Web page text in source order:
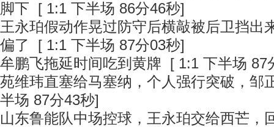
脚下 [ 1:1 下半场 86分46秒]
王永珀假动作晃过防守后横敲被后卫挡出
偏了
[ 1:1 下半场 87分03秒]
牟鹏飞拖延时间吃到黄牌 [ 1:1 下半场 87
苑维玮直塞给马塞纳，个人强行突破，邹
半场 87分43秒]
山东鲁能队中场控球，王永珀交给西芒，